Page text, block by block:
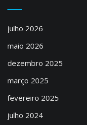
julho 2026
maio 2026
dezembro 2025
março 2025
fevereiro 2025
julho 2024